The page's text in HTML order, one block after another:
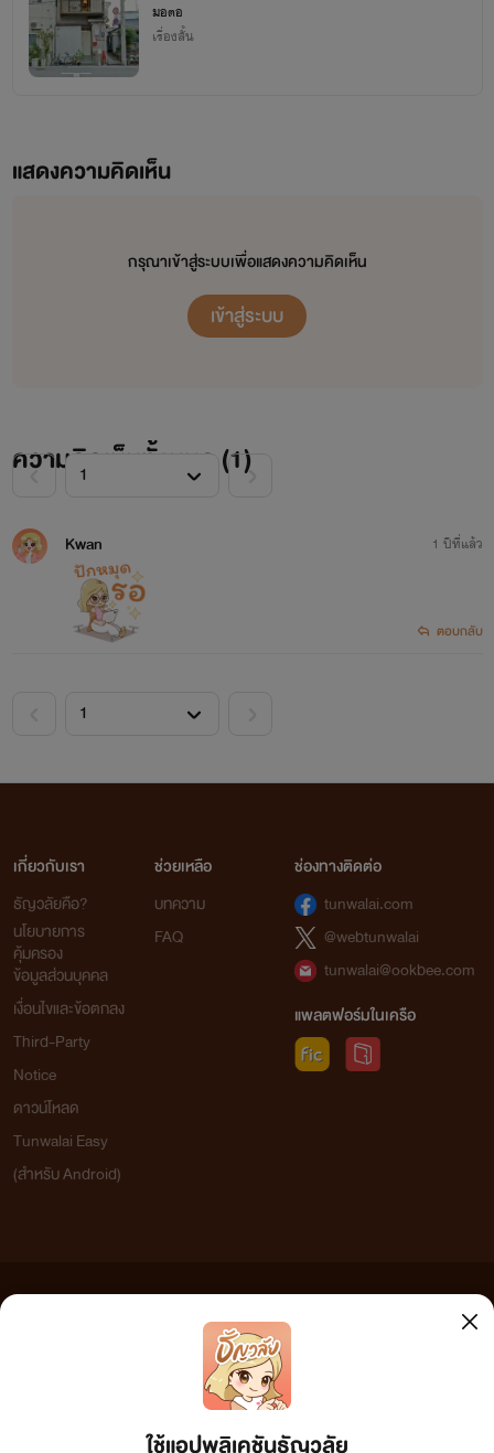
มอตอ
เรื่องสั้น
แสดงความคิดเห็น
กรุณาเข้าสู่ระบบเพื่อแสดงความคิดเห็น
เข้าสู่ระบบ
ความคิดเห็นทั้งหมด (1)
Kwan 1 ปีที่แล้ว
ตอบกลับ
ใช้แอปพลิเคชันธัญวลัย
เกี่ยวกับเรา
ธัญวลัยคือ?
นโยบายการ
คุ้มครอง
ข้อมูลส่วนบุคคล
เงื่อนไขและข้อตกลง
Third-Party
Notice
ดาวน์โหลด
Tunwalai Easy
(สำหรับ Android)
ช่วยเหลือ
บทความ
FAQ
ช่องทางติดต่อ
tunwalai.com
@webtunwalai
tunwalai@ookbee.com
แพลตฟอร์มในเครือ
เว็บไซต์แห่งนี้ไม่ได้เห็นด้วยและไม่ขอรับผิดชอบต่อข้อความใดๆ ทั้งสิ้น ดังนั้นผู้อ่านทุกท่านโปรดใช้
วิจารณญาณในการกลั่นกรองด้วยตนเอง และหากท่านพบข้อความใดๆ ที่ขัดต่อกฎหมายและศีลธรรม
กรุณาแจ้งมาที่ tunwalai@ookbee.com เพื่อทีมงานจะได้ดำเนินการในทันที ทั้งนี้ ทางเว็บไซต์ขอสงวน
ลิขสิทธิ์ตามพระราชบัญญัติลิขสิทธิ์ (ฉบับเพิ่มเติม) พ.ศ.2558